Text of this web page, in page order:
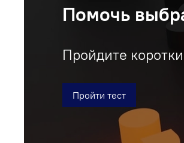
Помочь
Пройдите
Пройти тест